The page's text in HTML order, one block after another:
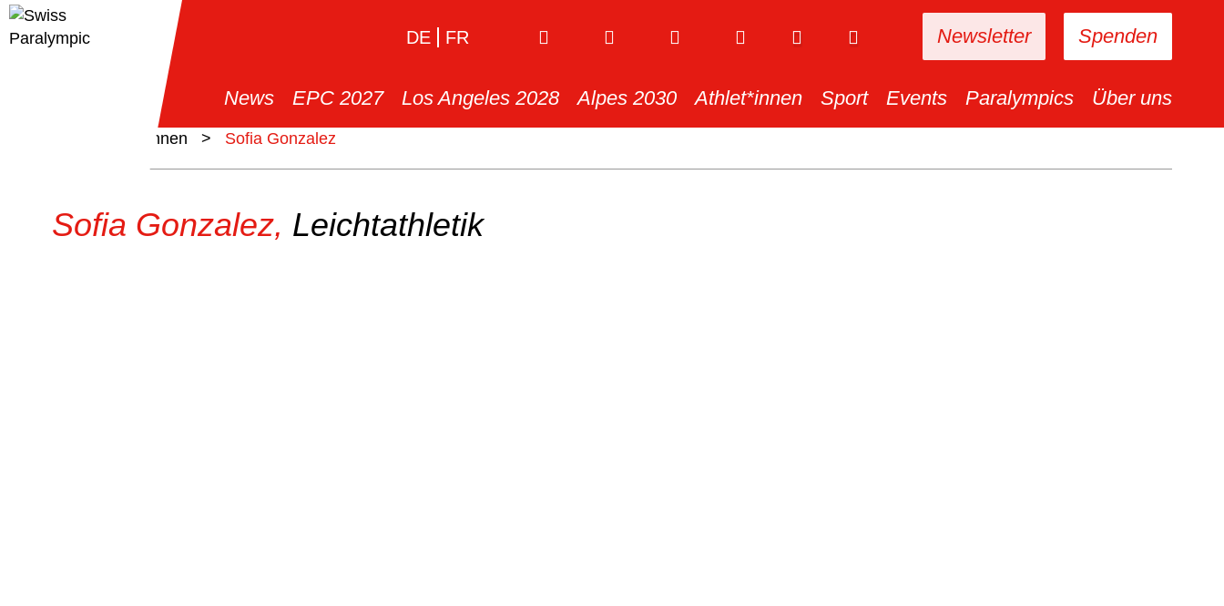
Spenden
Newsletter
DE FR
News EPC 2027 Los Angeles 2028 Alpes 2030 Athlet*innen Sport Events Paralympics Über uns
Athlet*innen > Sofia Gonzalez
Sofia Gonzalez, Leichtathletik